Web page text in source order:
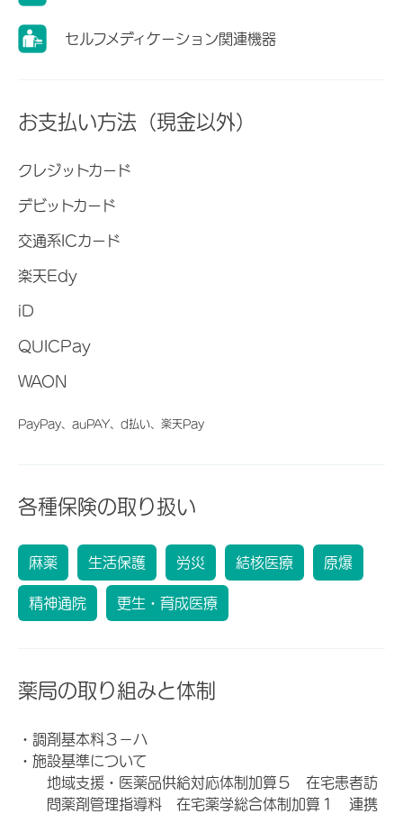
セルフメディケーション関連機器
お支払い方法（現金以外）
クレジットカード
デビットカード
交通系ICカード
楽天Edy
iD
QUICPay
WAON
PayPay、auPAY、d払い、楽天Pay
各種保険の取り扱い
麻薬 生活保護 労災 結核医療 原爆
精神通院 更生・育成医療
薬局の取り組みと体制
・調剤基本料３－ハ
・施設基準について
地域支援・医薬品供給対応体制加算５ 在宅患者訪
問薬剤管理指導料 在宅薬学総合体制加算１ 連携